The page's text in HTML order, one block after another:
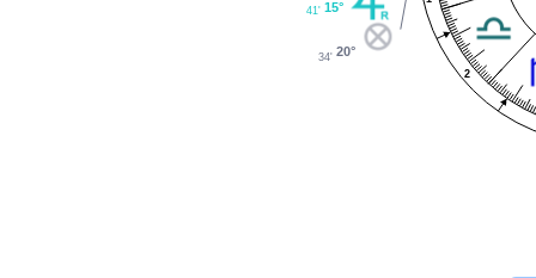
2
15°
41'
20°
34'